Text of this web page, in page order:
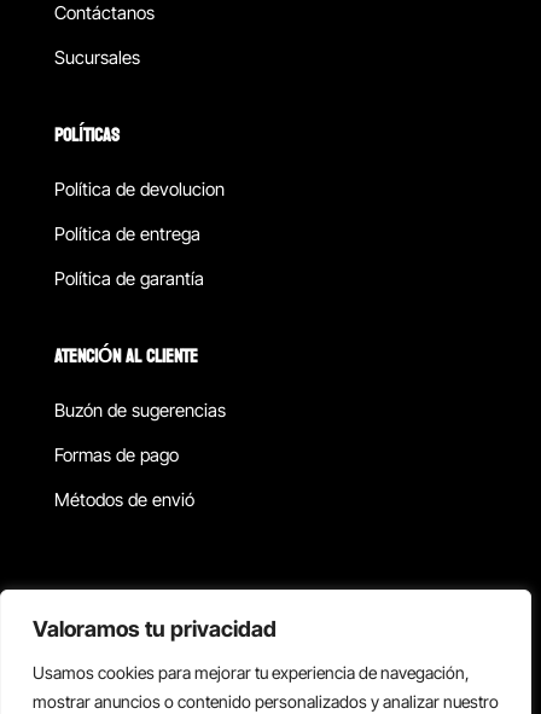
Valoramos tu privacidad
Usamos cookies para mejorar tu experiencia de navegación,
mostrar anuncios o contenido personalizados y analizar nuestro
Contáctanos
Sucursales
POLÍTICAS
Política de devolucion
Política de entrega
Política de garantía
ATENCIÓN AL CLIENTE
Buzón de sugerencias
Formas de pago
Métodos de envió
Copyright © 2026 Reisix. Todos los derechos reservados.